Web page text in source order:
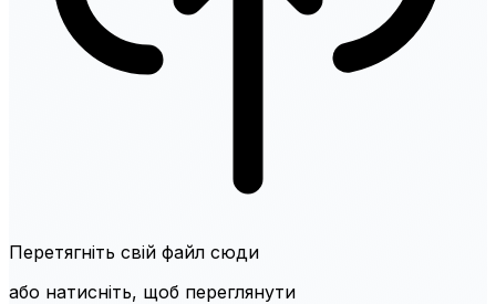
Перетягніть свій файл сюди
або натисніть, щоб переглянути